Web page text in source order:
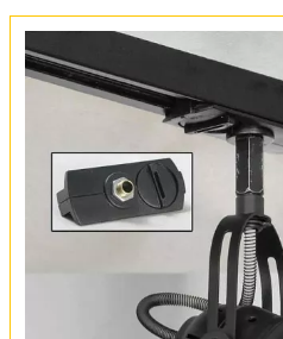
Все о товаре
Комплект лампочек
Вся коллекция
Оплата и доставка
Обмен и возврат
Установка